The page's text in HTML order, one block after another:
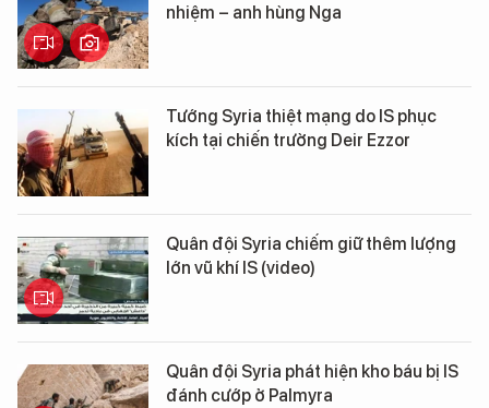
nhiệm – anh hùng Nga
Tướng Syria thiệt mạng do IS phục
kích tại chiến trường Deir Ezzor
Quân đội Syria chiếm giữ thêm lượng
lớn vũ khí IS (video)
Quân đội Syria phát hiện kho báu bị IS
đánh cướp ở Palmyra